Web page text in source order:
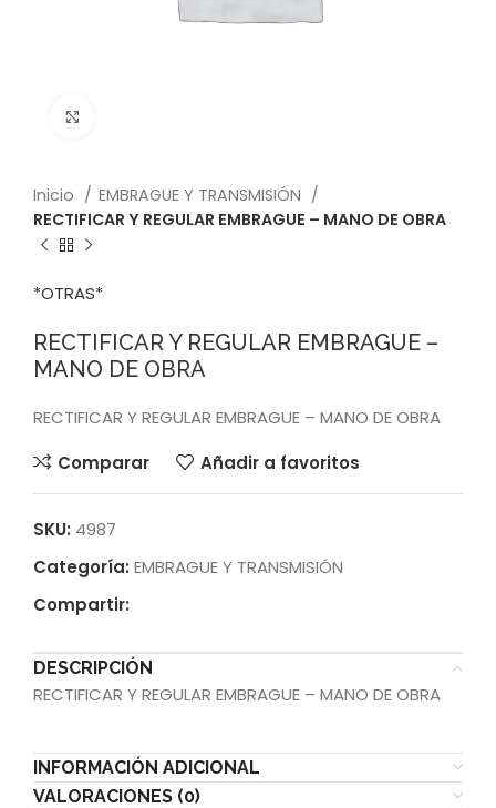
Inicio
EMBRAGUE Y TRANSMISIÓN
RECTIFICAR Y REGULAR EMBRAGUE – MANO DE OBRA
*OTRAS*
RECTIFICAR Y REGULAR EMBRAGUE –
MANO DE OBRA
RECTIFICAR Y REGULAR EMBRAGUE – MANO DE OBRA
Comparar
Añadir a favoritos
SKU: 4987
Categoría: EMBRAGUE Y TRANSMISIÓN
Compartir:
DESCRIPCIÓN
RECTIFICAR Y REGULAR EMBRAGUE – MANO DE OBRA
INFORMACIÓN ADICIONAL
VALORACIONES (0)